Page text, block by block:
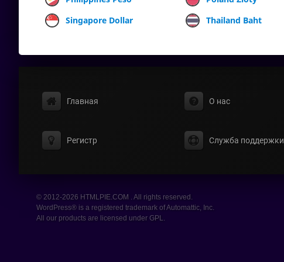
Singapore Dollar
Thailand Baht
Главная О нас
Регистр Служба поддержки
© 2012-2026 HTMLPIE.COM . All rights reserved.
WordPress® is a registered trademark of Automattic, Inc.
All our products are licensed under GPL.